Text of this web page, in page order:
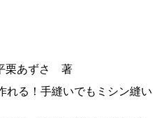
栗あずさ 著
れる！手縫いでもミシン縫い